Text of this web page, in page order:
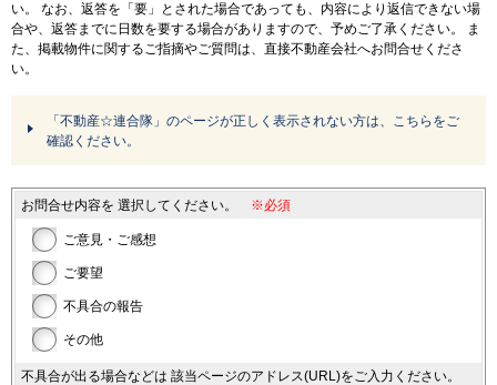
い。
なお、返答を「要」とされた場合であっても、内容により返信できない場
合や、返答までに日数を要する場合がありますので、予めご了承ください。
ま
た、掲載物件に関するご指摘やご質問は、直接不動産会社へお問合せくださ
い。
「不動産☆連合隊」のページが正しく表示されない方は、こちらをご
確認ください。
お問合せ内容を 選択してください。 ※必須
ご意見・ご感想
ご要望
不具合の報告
その他
不具合が出る場合などは 該当ページのアドレス(URL)をご入力ください。